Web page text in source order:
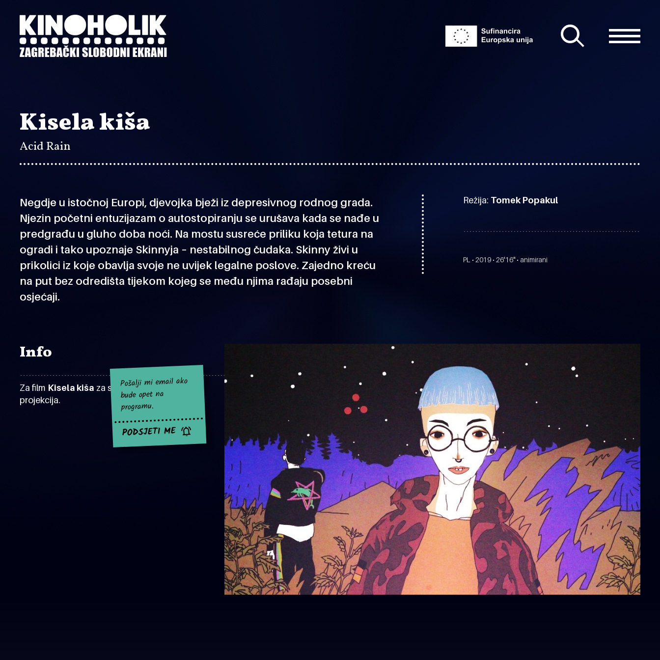
sadržaj
Kisela kiša
Acid Rain
Negdje u istočnoj Europi, djevojka bježi iz depresivnog rodnog grada.
Njezin početni entuzijazam o autostopiranju se urušava kada se nađe u
predgrađu u gluho doba noći. Na mostu susreće priliku koja tetura na
ogradi i tako upoznaje Skinnyja – nestabilnog čudaka. Skinny živi u
prikolici iz koje obavlja svoje ne uvijek legalne poslove. Zajedno kreću
na put bez odredišta tijekom kojeg se među njima rađaju posebni
osjećaji.
Režija: Tomek Popakul
PL • 2019 • 26'16" • animirani
Info
Za film Kisela kiša za sad nema najavljenih
projekcija.
Pošalji mi email ako
bude opet na
programu.
PODSJETI ME